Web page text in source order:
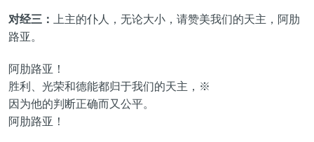
对经三：
上主的仆人，无论大小，请赞美我们的天主，阿肋
路亚。
阿肋路亚！
胜利、光荣和德能都归于我们的天主，※
因为他的判断正确而又公平。
阿肋路亚！